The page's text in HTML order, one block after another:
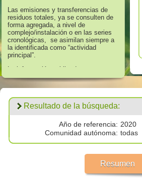
Las emisiones y transferencias de
residuos totales, ya se consulten de
forma agregada, a nivel de
complejo/instalación o en las series
cronológicas, se asimilan siempre a
la identificada como “actividad
principal”.
La información publicada en
referencia a los años 2008 hasta
establecidos en el Anexo II “Lista de
Sustancias” del Real Decreto
508/2007, de 20 de abril, que regula
el suministro de información sobre
emisiones del Reglamento E - PRTR
y de las autorizaciones ambientales
integradas.
Los datos publicados respecto al
todas las
emisiones por encima de cero
Resultado de la búsqueda:
Año de referencia: 2020
Comunidad autónoma: todas
Resumen